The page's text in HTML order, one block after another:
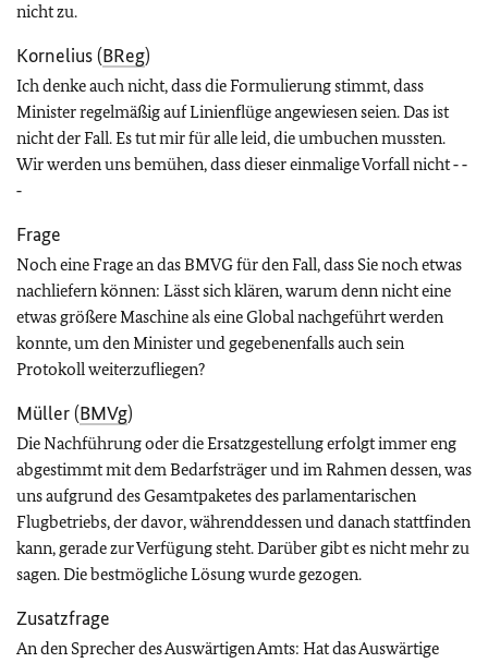
nicht zu.
Kornelius (BReg)
Ich denke auch nicht, dass die Formulierung stimmt, dass
Minister regelmäßig auf Linienflüge angewiesen seien. Das ist
nicht der Fall. Es tut mir für alle leid, die umbuchen mussten.
Wir werden uns bemühen, dass dieser einmalige Vorfall nicht ‑ ‑
‑
Frage
Noch eine Frage an das BMVG für den Fall, dass Sie noch etwas
nachliefern können: Lässt sich klären, warum denn nicht eine
etwas größere Maschine als eine Global nachgeführt werden
konnte, um den Minister und gegebenenfalls auch sein
Protokoll weiterzufliegen?
Müller (BMVg)
Die Nachführung oder die Ersatzgestellung erfolgt immer eng
abgestimmt mit dem Bedarfsträger und im Rahmen dessen, was
uns aufgrund des Gesamtpaketes des parlamentarischen
Flugbetriebs, der davor, währenddessen und danach stattfinden
kann, gerade zur Verfügung steht. Darüber gibt es nicht mehr zu
sagen. Die bestmögliche Lösung wurde gezogen.
Zusatzfrage
An den Sprecher des Auswärtigen Amts: Hat das Auswärtige